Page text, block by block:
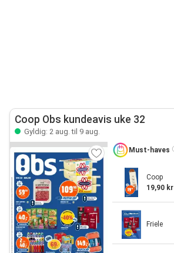
Coop Obs kundeavis uke 32
Gyldig: 2 aug. til 9 aug.
Must-haves
Coop
19,90 kr
Friele